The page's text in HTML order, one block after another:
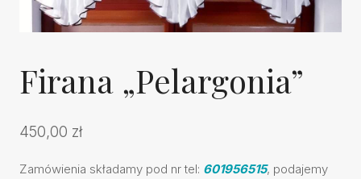
Firana „Pelargonia”
450,00 zł
Zamówienia składamy pod nr tel: 601956515, podajemy